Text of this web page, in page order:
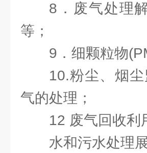
8．废气处理
等；
9．细颗粒物
10.粉尘、烟
气的处理；
12 废气回收
水和污水处理